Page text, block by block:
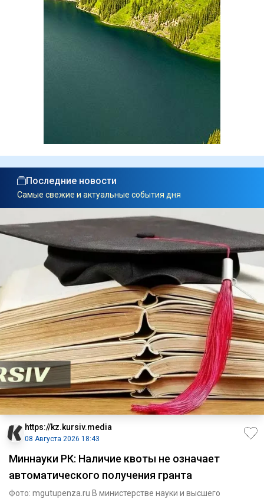
Последние новости
Самые свежие и актуальные события дня
https://kz.kursiv.media
08 Августа 2026 18:43
Миннауки РК: Наличие квоты не означает
автоматического получения гранта
Фото: mgutupenza.ru В министерстве науки и высшего